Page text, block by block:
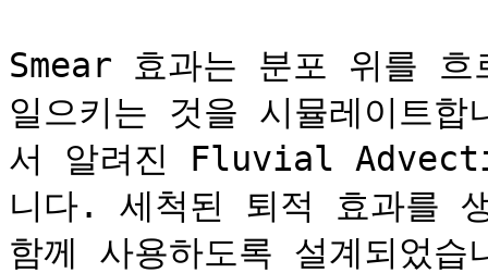
Smear 효과는 분포 위를 흐
일으키는 것을 시뮬레이트
서 알려진 Fluvial
니다. 세척된 퇴적 효과를
함께 사용하도록 설계되었습